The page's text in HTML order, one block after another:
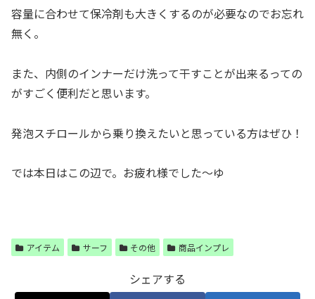
容量に合わせて保冷剤も大きくするのが必要なのでお忘れ
無く。
また、内側のインナーだけ洗って干すことが出来るっての
がすごく便利だと思います。
発泡スチロールから乗り換えたいと思っている方はぜひ！
では本日はこの辺で。お疲れ様でした〜ゆ
アイテム サーフ その他 商品インプレ
シェアする